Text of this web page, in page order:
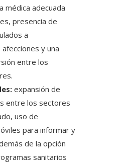
médica adecuada
presencia de
a
y una
entre los
expansión de
entre los sectores
uso de
para informar y
de la opción
sanitarios